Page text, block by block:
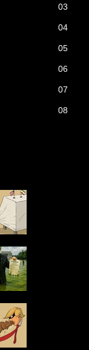
03
04
05
06
07
08